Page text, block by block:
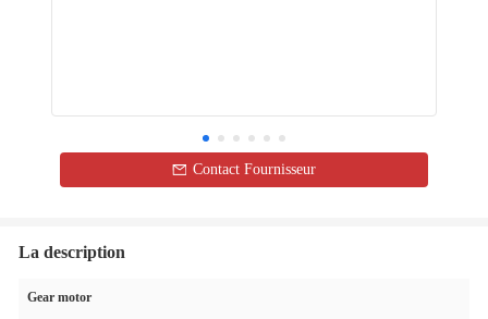
Contact Fournisseur
La description
Gear motor